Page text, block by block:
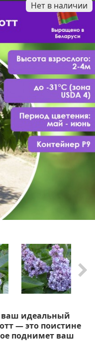
Нет в наличии
идеальный
— это поистине
поднимет ваш